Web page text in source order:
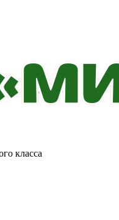
класса